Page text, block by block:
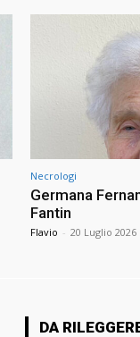
Necrologi
Germana
Fantin
Flavio - 20 Luglio 2026
DA